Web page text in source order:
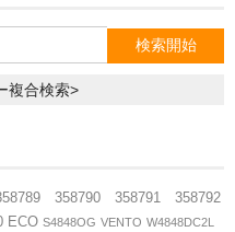
ー
ン
複合検索>
358790 358791 358792
ECO S4848OG VENTO W4848DC2L